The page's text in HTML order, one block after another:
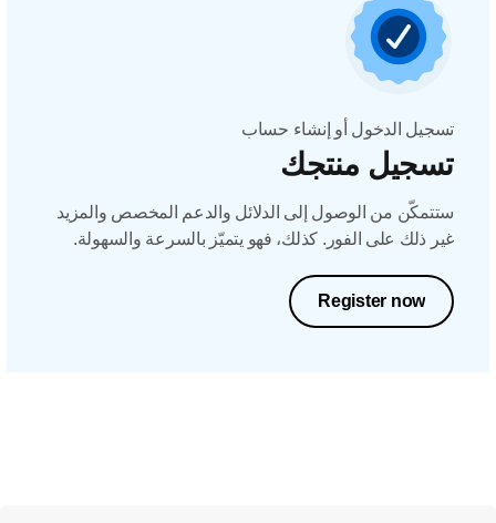
تسجيل الدخول أو إنشاء حساب
تسجيل منتجك
ستتمكّن من الوصول إلى الدلائل والدعم المخصص والمزيد
غير ذلك على الفور. كذلك، فهو يتميّز بالسرعة والسهولة.
Register now